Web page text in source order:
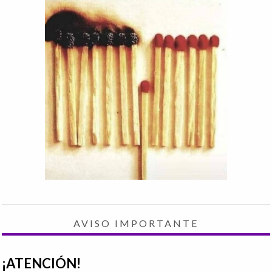
AVISO IMPORTANTE
¡ATENCIÓN!